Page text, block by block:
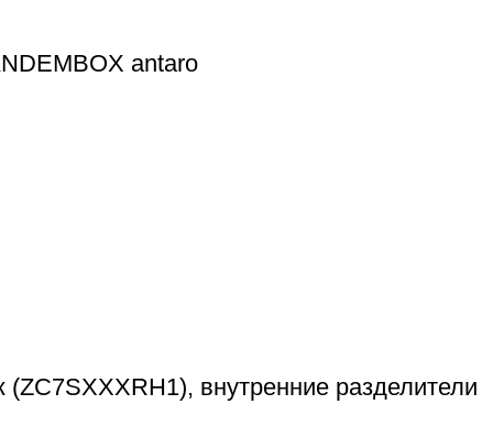
antaro
внутренние разделители